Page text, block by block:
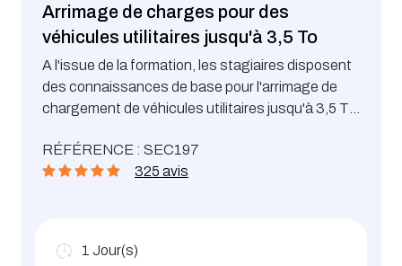
Arrimage de charges pour des
véhicules utilitaires jusqu'à 3,5 To
A l'issue de la formation, les stagiaires disposent
des connaissances de base pour l'arrimage de
chargement de véhicules utilitaires jusqu'à 3,5 To.
RÉFÉRENCE : SEC197
325 avis
1 Jour(s)